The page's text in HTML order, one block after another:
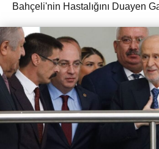
Bahçeli'nin Hastalığını Duayen